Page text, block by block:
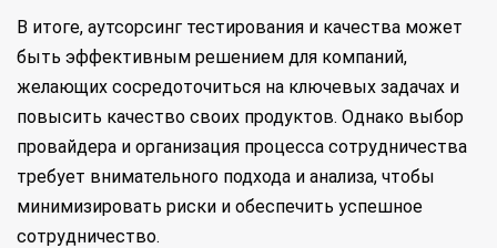
В итоге, аутсорсинг тестирования и качества может
быть эффективным решением для компаний,
желающих сосредоточиться на ключевых задачах и
повысить качество своих продуктов. Однако выбор
провайдера и организация процесса сотрудничества
требует внимательного подхода и анализа, чтобы
минимизировать риски и обеспечить успешное
сотрудничество.